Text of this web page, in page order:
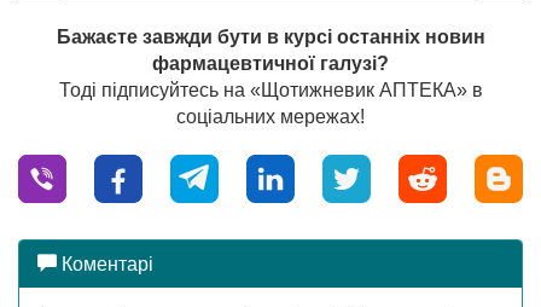
Бажаєте завжди бути в курсі останніх новин
фармацевтичної галузі?
Тоді підписуйтесь на «Щотижневик АПТЕКА» в
соціальних мережах!
Коментарі